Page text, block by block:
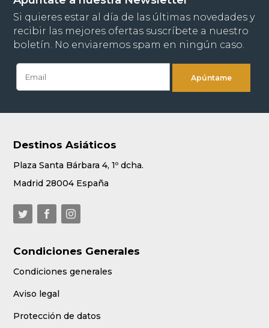
Si quieres estar al día de las últimas novedades y
recibir las mejores ofertas suscríbete a nuestro
boletín. No enviaremos spam en ningún caso.
Destinos Asiáticos
Plaza Santa Bárbara 4, 1º dcha.
Madrid 28004 España
Condiciones Generales
Condiciones generales
Aviso legal
Protección de datos